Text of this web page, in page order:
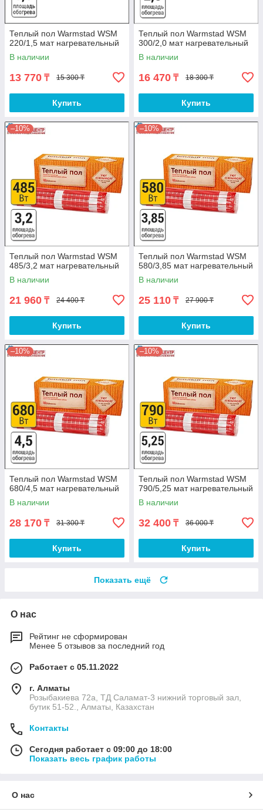
Теплый пол Warmstad WSM
220/1,5 мат нагревательный
В наличии
13 770 ₸ 15 300 ₸
Купить
Теплый пол Warmstad WSM
300/2,0 мат нагревательный
В наличии
16 470 ₸ 18 300 ₸
Купить
–10%
Теплый пол Warmstad WSM
485/3,2 мат нагревательный
В наличии
21 960 ₸ 24 400 ₸
Купить
–10%
Теплый пол Warmstad WSM
580/3,85 мат нагревательный
В наличии
25 110 ₸ 27 900 ₸
Купить
–10%
Теплый пол Warmstad WSM
680/4,5 мат нагревательный
В наличии
28 170 ₸ 31 300 ₸
Купить
–10%
Теплый пол Warmstad WSM
790/5,25 мат нагревательный
В наличии
32 400 ₸ 36 000 ₸
Купить
Показать ещё
О нас
Рейтинг не сформирован
Менее 5 отзывов за последний год
Работает с 05.11.2022
г. Алматы
Розыбакиева 72а, ТД Саламат-3 нижний торговый зал,
бутик 51-52., Алматы, Казахстан
Контакты
Сегодня работает с 09:00 до 18:00
Показать весь график работы
О нас